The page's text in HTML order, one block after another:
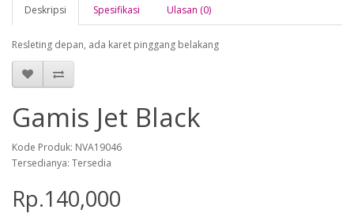
Deskripsi Spesifikasi Ulasan (0)
Resleting depan, ada karet pinggang belakang
Gamis Jet Black
Kode Produk: NVA19046
Tersedianya: Tersedia
Rp.140,000